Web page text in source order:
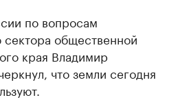
по вопросам
общественной
края Владимир
что земли сегодня